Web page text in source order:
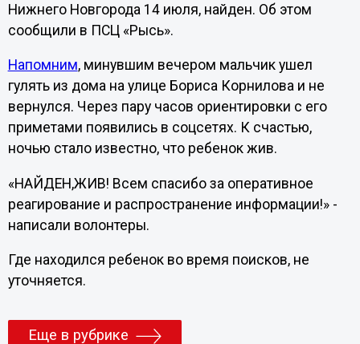
Нижнего Новгорода 14 июля, найден. Об этом
сообщили в ПСЦ «Рысь».
Напомним, минувшим вечером мальчик ушел
гулять из дома на улице Бориса Корнилова и не
вернулся. Через пару часов ориентировки с его
приметами появились в соцсетях. К счастью,
ночью стало известно, что ребенок жив.
«НАЙДЕН,ЖИВ! Всем спасибо за оперативное
реагирование и распространение информации!» -
написали волонтеры.
Где находился ребенок во время поисков, не
уточняется.
Еще в рубрике